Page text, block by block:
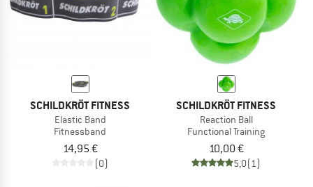
SCHILDKRÖT FITNESS
Elastic Band
Fitnessband
14,95 €
(0)
SCHILDKRÖT FITNESS
Reaction Ball
Functional Training
10,00 €
5,0(1)